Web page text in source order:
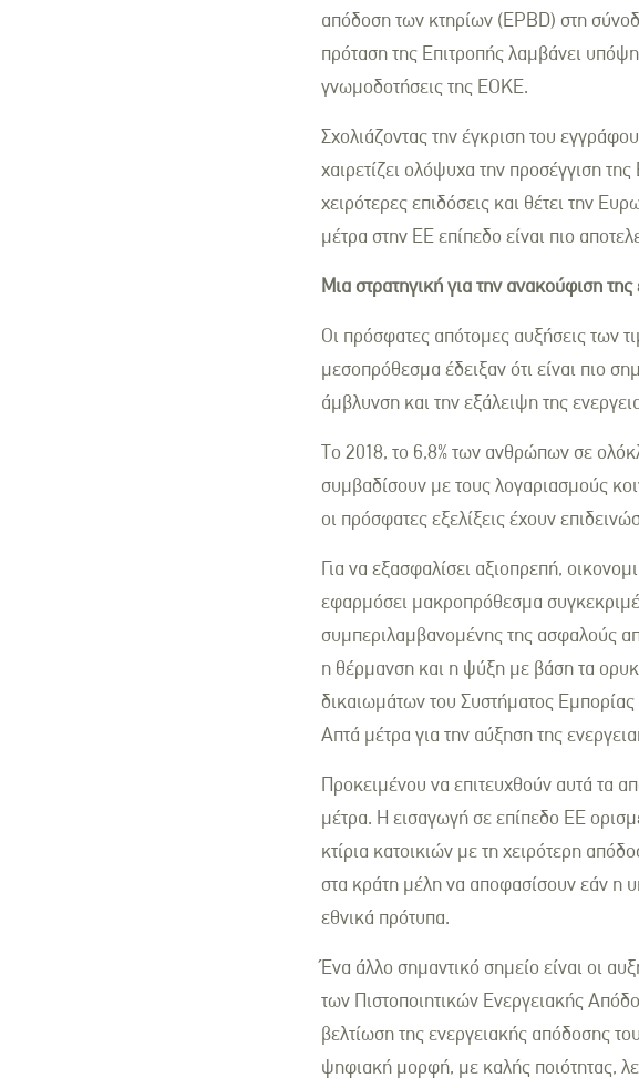
απόδοση των κτηρίων (EPBD) στη
πρόταση της Επιτροπής λαμβάνει
γνωμοδοτήσεις της ΕΟΚΕ.
Σχολιάζοντας την έγκριση του
χαιρετίζει ολόψυχα την προσέγγιση
χειρότερες επιδόσεις και θέτει την
μέτρα στην ΕΕ επίπεδο είναι πιο
Μια στρατηγική για την ανακούφιση
Οι πρόσφατες απότομες αυξήσεις των
μεσοπρόθεσμα έδειξαν ότι είναι πιο
άμβλυνση και την εξάλειψη της
Το 2018, το 6,8% των ανθρώπων σε
συμβαδίσουν με τους λογαριασμούς
οι πρόσφατες εξελίξεις έχουν
Για να εξασφαλίσει αξιοπρεπή,
εφαρμόσει μακροπρόθεσμα
συμπεριλαμβανομένης της ασφαλούς
η θέρμανση και η ψύξη με βάση τα
δικαιωμάτων του Συστήματος
Απτά μέτρα για την αύξηση της
Προκειμένου να επιτευχθούν αυτά τα
μέτρα. Η εισαγωγή σε επίπεδο ΕΕ
κτίρια κατοικιών με τη χειρότερη
στα κράτη μέλη να αποφασίσουν εάν η
εθνικά πρότυπα.
Ένα άλλο σημαντικό σημείο είναι οι
των Πιστοποιητικών Ενεργειακής
βελτίωση της ενεργειακής απόδοσης
ψηφιακή μορφή, με καλής ποιότητας,